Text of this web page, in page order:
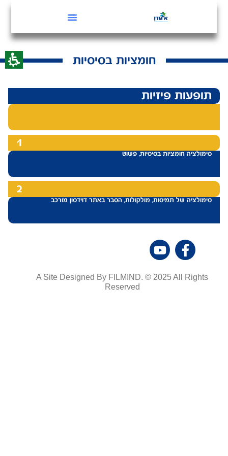
חומציות בסיסיות
תופעות פיזיות
1
סימולציה חומציות בסיסיות, פשוט
2
סימולציה של תמיסות, מולקולות, הסבר באתר דוידסון מורכב
A Site Designed By FILMIND. © 2025 All Rights
Reserved